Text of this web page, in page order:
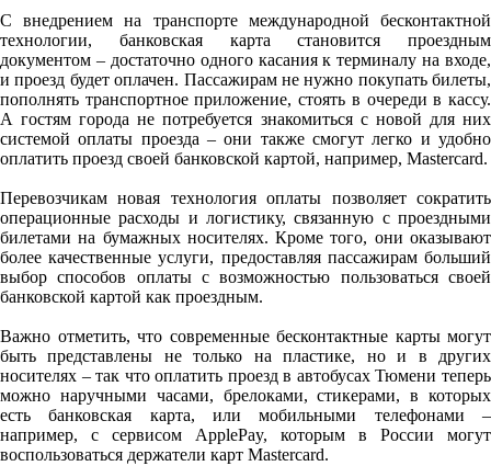
С внедрением на транспорте международной бесконтактной
технологии, банковская карта становится проездным
документом – достаточно одного касания к терминалу на входе,
и проезд будет оплачен. Пассажирам не нужно покупать билеты,
пополнять транспортное приложение, стоять в очереди в кассу.
А гостям города не потребуется знакомиться с новой для них
системой оплаты проезда – они также смогут легко и удобно
оплатить проезд своей банковской картой, например, Mastercard.
Перевозчикам новая технология оплаты позволяет сократить
операционные расходы и логистику, связанную с проездными
билетами на бумажных носителях. Кроме того, они оказывают
более качественные услуги, предоставляя пассажирам больший
выбор способов оплаты с возможностью пользоваться своей
банковской картой как проездным.
Важно отметить, что современные бесконтактные карты могут
быть представлены не только на пластике, но и в других
носителях – так что оплатить проезд в автобусах Тюмени теперь
можно наручными часами, брелоками, стикерами, в которых
есть банковская карта, или мобильными телефонами –
например, с сервисом ApplePay, которым в России могут
воспользоваться держатели карт Mastercard.